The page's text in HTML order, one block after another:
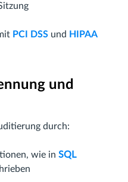
PCI DSS und HIPAA
und
durch:
wie in SQL